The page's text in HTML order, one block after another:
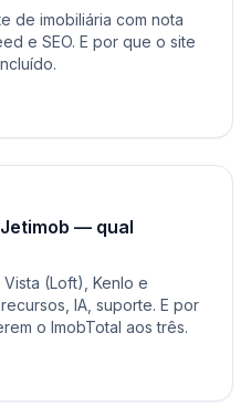
de imobiliária com nota
e SEO. E por que o site
— qual
(Loft), Kenlo e
IA, suporte. E por
o ImobTotal aos três.